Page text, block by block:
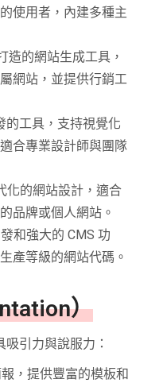
使用者，內建多種主
造的網站生成工具，
網站，並提供行銷工
的工具，支持視覺化
合專業設計師與團隊
化的網站設計，適合
品牌或個人網站。
和強大的 CMS 功
產等級的網站代碼。
）
引力與說服力：
報，提供豐富的模板和